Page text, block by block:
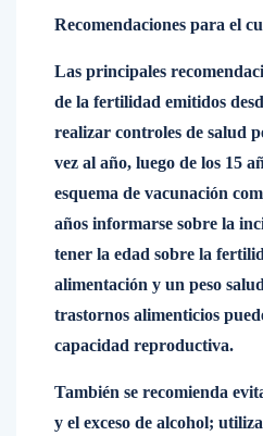
Recomendaciones para el
Las principales
de la fertilidad emitidos
realizar controles de salud
vez al año, luego de los 15
esquema de vacunación
años informarse sobre la
tener la edad sobre la
alimentación y un peso
trastornos alimenticios
capacidad reproductiva.
También se recomienda
y el exceso de alcohol;